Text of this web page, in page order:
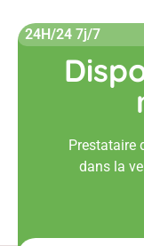
24H/24 7j/7
Prestataire
dans la